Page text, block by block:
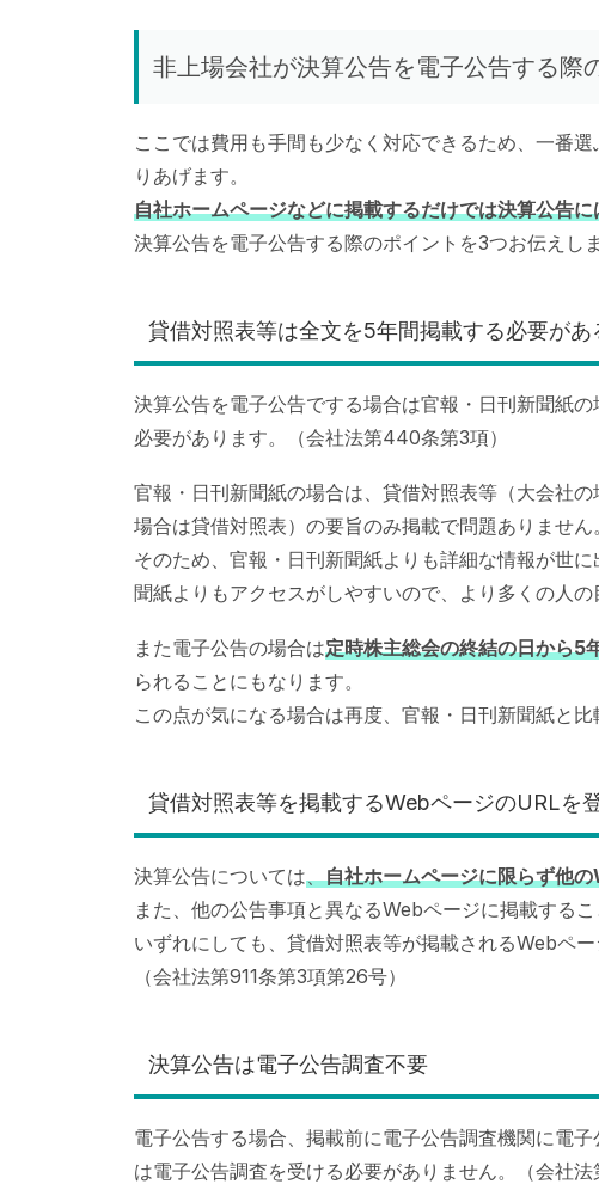
非上場会社が決算公告を電子公告する際
ここでは費用も手間も少なく対応できるため、一番
りあげます。
自社ホームページなどに掲載するだけでは決算公告に
決算公告を電子公告する際のポイントを3つお伝えしま
貸借対照表等は全文を5年間掲載する必要があ
決算公告を電子公告でする場合は官報・日刊新聞紙の
必要があります。（会社法第440条第3項）
官報・日刊新聞紙の場合は、貸借対照表等（大会社
場合は貸借対照表）の要旨のみ掲載で問題ありません。
そのため、官報・日刊新聞紙よりも詳細な情報が世
聞紙よりもアクセスがしやすいので、より多くの人の
また電子公告の場合は定時株主総会の終結の日から5
られることにもなります。
この点が気になる場合は再度、官報・日刊新聞紙と比
貸借対照表等を掲載するWebページのURLを
決算公告については、自社ホームページに限らず他
また、他の公告事項と異なるWebページに掲載するこ
いずれにしても、貸借対照表等が掲載されるWebペ
（会社法第911条第3項第26号）
決算公告は電子公告調査不要
電子公告する場合、掲載前に電子公告調査機関に電
は電子公告調査を受ける必要がありません。（会社法